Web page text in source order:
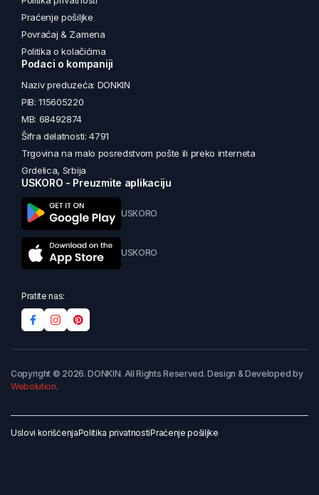
Praćenje pošiljke
Povraćaj & Zamena
Politika o kolačićima
Podaci o kompaniji
Naziv preduzeća: DONKIN
PIB: 115605220
MB: 68492874
Šifra delatnosti: 4791
Trgovina na malo posredstvom pošte ili preko interneta
Grdelica, Srbija
USKORO - Preuzmite aplikaciju
USKORO
USKORO
Pratite nas:
Copyright © 2026. DONKIN. All Rights Reserved. Design & Developed by
Webolution.
Uslovi korišćenjaPolitika privatnostiPraćenje pošiljke